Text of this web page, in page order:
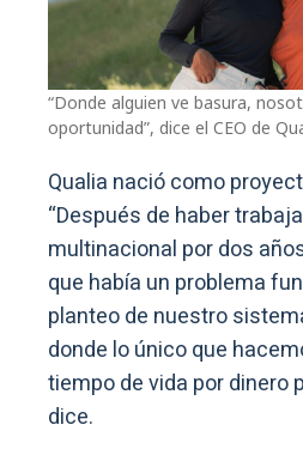
“Donde alguien ve basura,
oportunidad”, dice el CEO de
Qualia nació como
“Después de haber
multinacional por dos
que había un problema
planteo de nuestro
donde lo único que
tiempo de vida por dinero
dice.